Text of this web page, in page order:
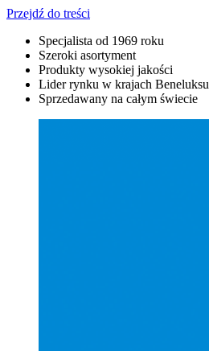
Przejdź do treści
Specjalista od 1969 roku
Szeroki asortyment
Produkty wysokiej jakości
Lider rynku w krajach Beneluksu
Sprzedawany na całym świecie